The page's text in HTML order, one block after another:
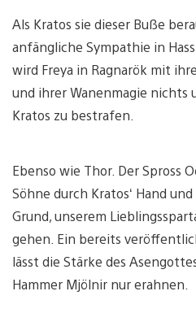
Als Kratos sie dieser Buße
anfängliche Sympathie in
wird Freya in Ragnarök mit
und ihrer Wanenmagie nichts
Kratos zu bestrafen.
Ebenso wie Thor. Der Spross
Söhne durch Kratos‘ Hand
Grund, unserem
gehen. Ein bereits
lässt die Stärke des
Hammer Mjölnir nur erahnen.